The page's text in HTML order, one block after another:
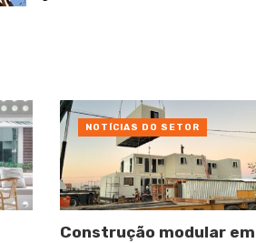
Construção modular em
NOTÍCIAS DO SETOR